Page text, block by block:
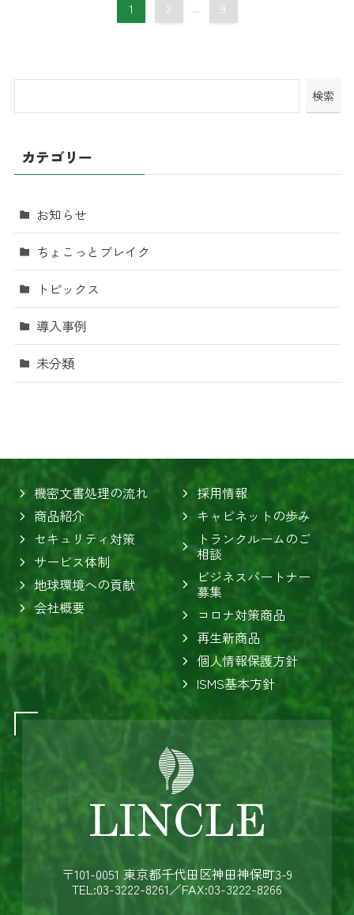
1 2 ... 9
検索
カテゴリー
お知らせ
ちょこっとブレイク
トピックス
導入事例
未分類
機密文書処理の流れ
商品紹介
セキュリティ対策
サービス体制
地球環境への貢献
会社概要
採用情報
キャビネットの歩み
トランクルームのご
相談
ビジネスパートナー
募集
コロナ対策商品
再生新商品
個人情報保護方針
ISMS基本方針
〒101-0051 東京都千代田区神田神保町3-9
TEL:03-3222-8261／FAX:03-3222-8266